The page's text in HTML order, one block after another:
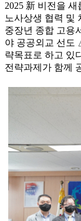
2025 新 비전을
노사상생 협력 및
중장년 종합 고용
야 공공외교 선도
략목표로 하고 있
전략과제가 함께